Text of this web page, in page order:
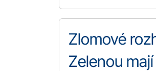
Zlomové
Zelenou